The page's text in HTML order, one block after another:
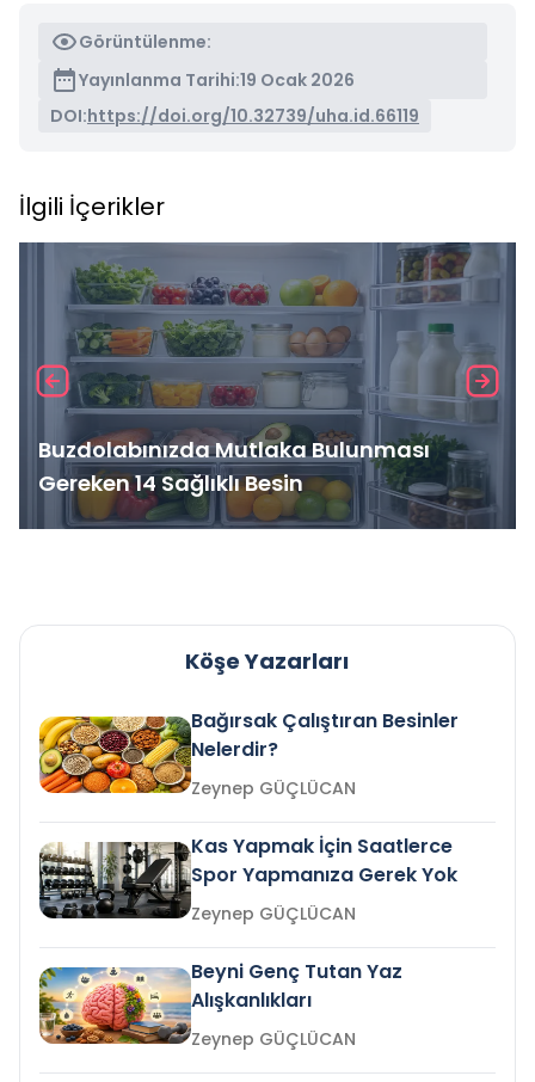
Görüntülenme:
Yayınlanma Tarihi:19 Ocak 2026
DOI:https://doi.org/10.32739/uha.id.66119
İlgili İçerikler
Buzdolabınızda Mutlaka Bulunması
Gereken 14 Sağlıklı Besin
Köşe Yazarları
Bağırsak Çalıştıran Besinler
Nelerdir?
Zeynep GÜÇLÜCAN
Kas Yapmak İçin Saatlerce
Spor Yapmanıza Gerek Yok
Zeynep GÜÇLÜCAN
Beyni Genç Tutan Yaz
Alışkanlıkları
Zeynep GÜÇLÜCAN